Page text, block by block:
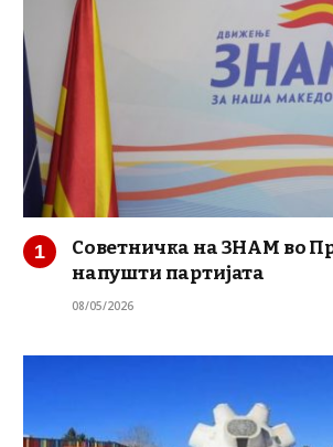
Советничка на ЗНАМ во
напушти партијата
08/05/2026